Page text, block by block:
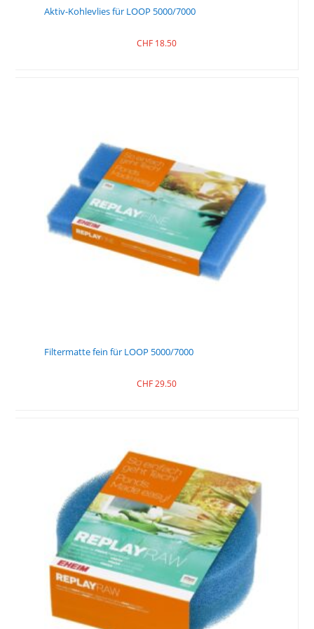
Aktiv-Kohlevlies für LOOP 5000/7000
CHF 18.50
Filtermatte fein für LOOP 5000/7000
CHF29.50